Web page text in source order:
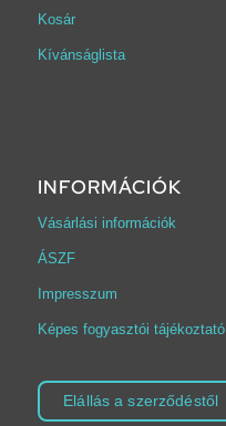
Kosár
Kívánságlista
INFORMÁCIÓK
Vásárlási információk
ÁSZF
Impresszum
Képes fogyasztói tájékoztató
Elállás a szerződéstől